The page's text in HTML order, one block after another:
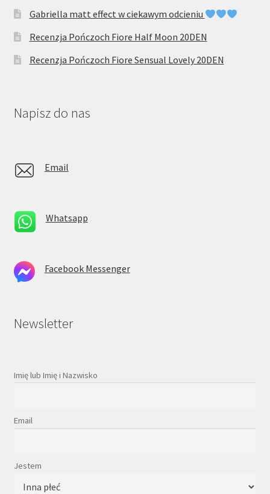
Gabriella matt effect w ciekawym odcieniu
Recenzja Pończoch Fiore Half Moon 20DEN
Recenzja Pończoch Fiore Sensual Lovely 20DEN
Napisz do nas
Email
Whatsapp
Facebook Messenger
Newsletter
Imię lub Imię i Nazwisko
Email
Jestem